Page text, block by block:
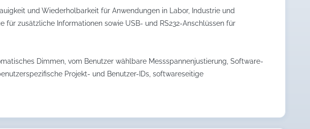
und Wiederholbarkeit für Anwendungen in Labor, Industrie und
zusätzliche Informationen sowie USB- und RS232-Anschlüssen für
Dimmen, vom Benutzer wählbare Messspannenjustierung, Software-
Projekt- und Benutzer-IDs, softwareseitige